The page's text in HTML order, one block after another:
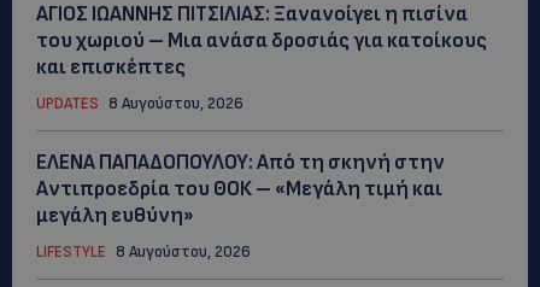
ΑΓΙΟΣ ΙΩΑΝΝΗΣ ΠΙΤΣΙΛΙΑΣ: Ξανανοίγει η πισίνα
του χωριού – Μια ανάσα δροσιάς για κατοίκους
και επισκέπτες
UPDATES 8 Αυγούστου, 2026
ΕΛΕΝΑ ΠΑΠΑΔΟΠΟΥΛΟΥ: Από τη σκηνή στην
Αντιπροεδρία του ΘΟΚ – «Μεγάλη τιμή και
μεγάλη ευθύνη»
LIFESTYLE 8 Αυγούστου, 2026